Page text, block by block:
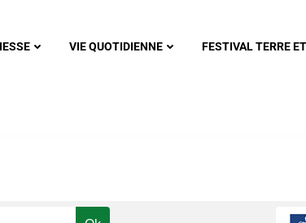
VIE QUOTIDIENNE FESTIVAL TERRE